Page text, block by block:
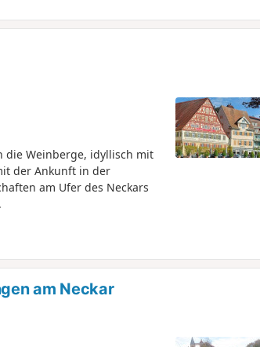
die Weinberge, idyllisch mit
der Ankunft in der
am Ufer des Neckars
am Neckar